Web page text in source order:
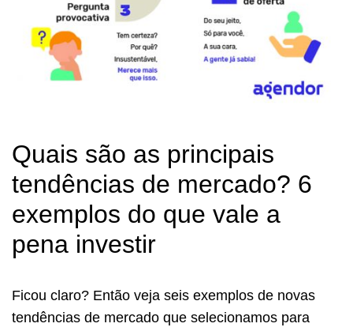
Quais são as principais
tendências de mercado? 6
exemplos do que vale a
pena investir
Ficou claro? Então veja seis exemplos de novas
tendências de mercado que selecionamos para